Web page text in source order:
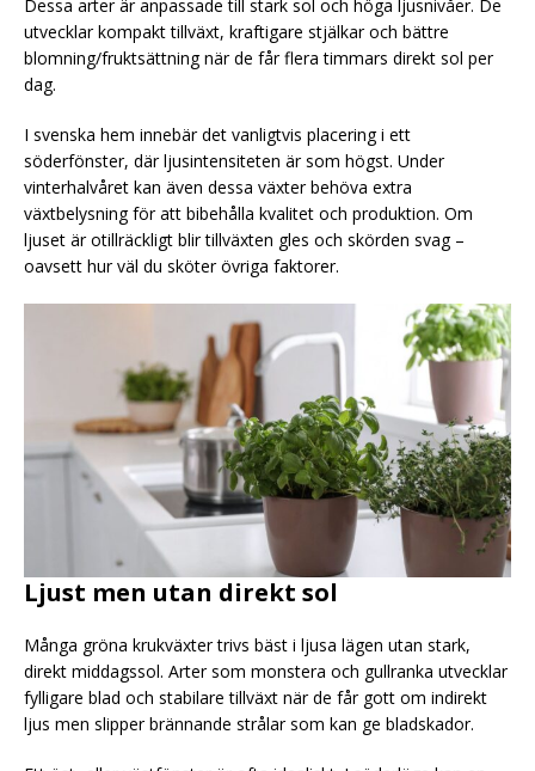
Dessa arter är anpassade till stark sol och höga ljusnivåer. De
utvecklar kompakt tillväxt, kraftigare stjälkar och bättre
blomning/fruktsättning när de får flera timmars direkt sol per
dag.
I svenska hem innebär det vanligtvis placering i ett
söderfönster, där ljusintensiteten är som högst. Under
vinterhalvåret kan även dessa växter behöva extra
växtbelysning för att bibehålla kvalitet och produktion. Om
ljuset är otillräckligt blir tillväxten gles och skörden svag –
oavsett hur väl du sköter övriga faktorer.
Ljust men utan direkt sol
Många gröna krukväxter trivs bäst i ljusa lägen utan stark,
direkt middagssol. Arter som monstera och gullranka utvecklar
fylligare blad och stabilare tillväxt när de får gott om indirekt
ljus men slipper brännande strålar som kan ge bladskador.